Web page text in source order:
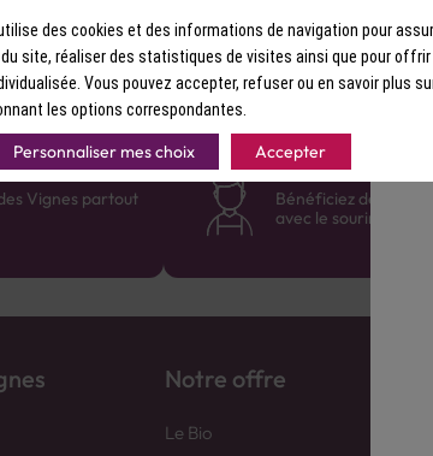
robe blonde et aux arômes de fruits
sucrée et a une belle rondeur en
Ormado Ambree est une bière
ambrée et aux arômes de fruits
sucrée et a une belle complexité en
Chacune de ces bières est brassée
l'agriculture biologique. Elles sont
ce qui leur donne un goût plus frais
découvrir de nouvelles saveurs. Il
Vignes partout
Des cavistes à
Bénéficiez de
avec le sourire :)
Notre offre
Le Bio
des cookies et des informations de navigation pour
site, réaliser des statistiques de visites ainsi que pour offrir
Vous pouvez accepter, refuser ou en savoir plus
les options correspondantes.
Personnaliser mes choix Accepter